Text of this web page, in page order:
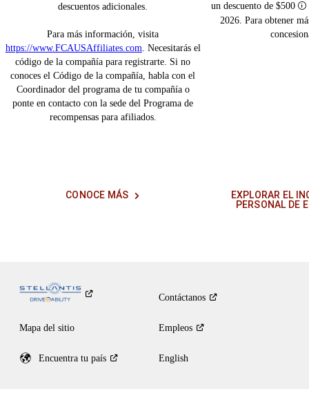
descuentos adicionales.
Para más información, visita
https://www.FCAUSAffiliates.com . Necesitarás el
código de la compañía para registrarte. Si no
conoces el Código de la compañía, habla con el
Coordinador del programa de tu compañía o
ponte en contacto con la sede del Programa de
recompensas para afiliados.
CONOCE MÁS
un descuento de $500
2026. Para obtener
EXPLORAR EL
PERSONAL DE
Contáctanos
Mapa del sitio Empleos
Encuentra tu país English